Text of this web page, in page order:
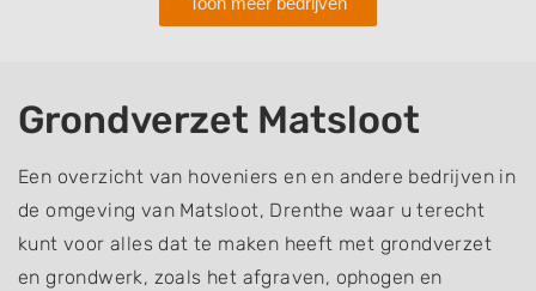
Grondverzet Matsloot
Een overzicht van hoveniers en en andere bedrijven in
de omgeving van Matsloot, Drenthe waar u terecht
kunt voor alles dat te maken heeft met grondverzet
en grondwerk, zoals het afgraven, ophogen en